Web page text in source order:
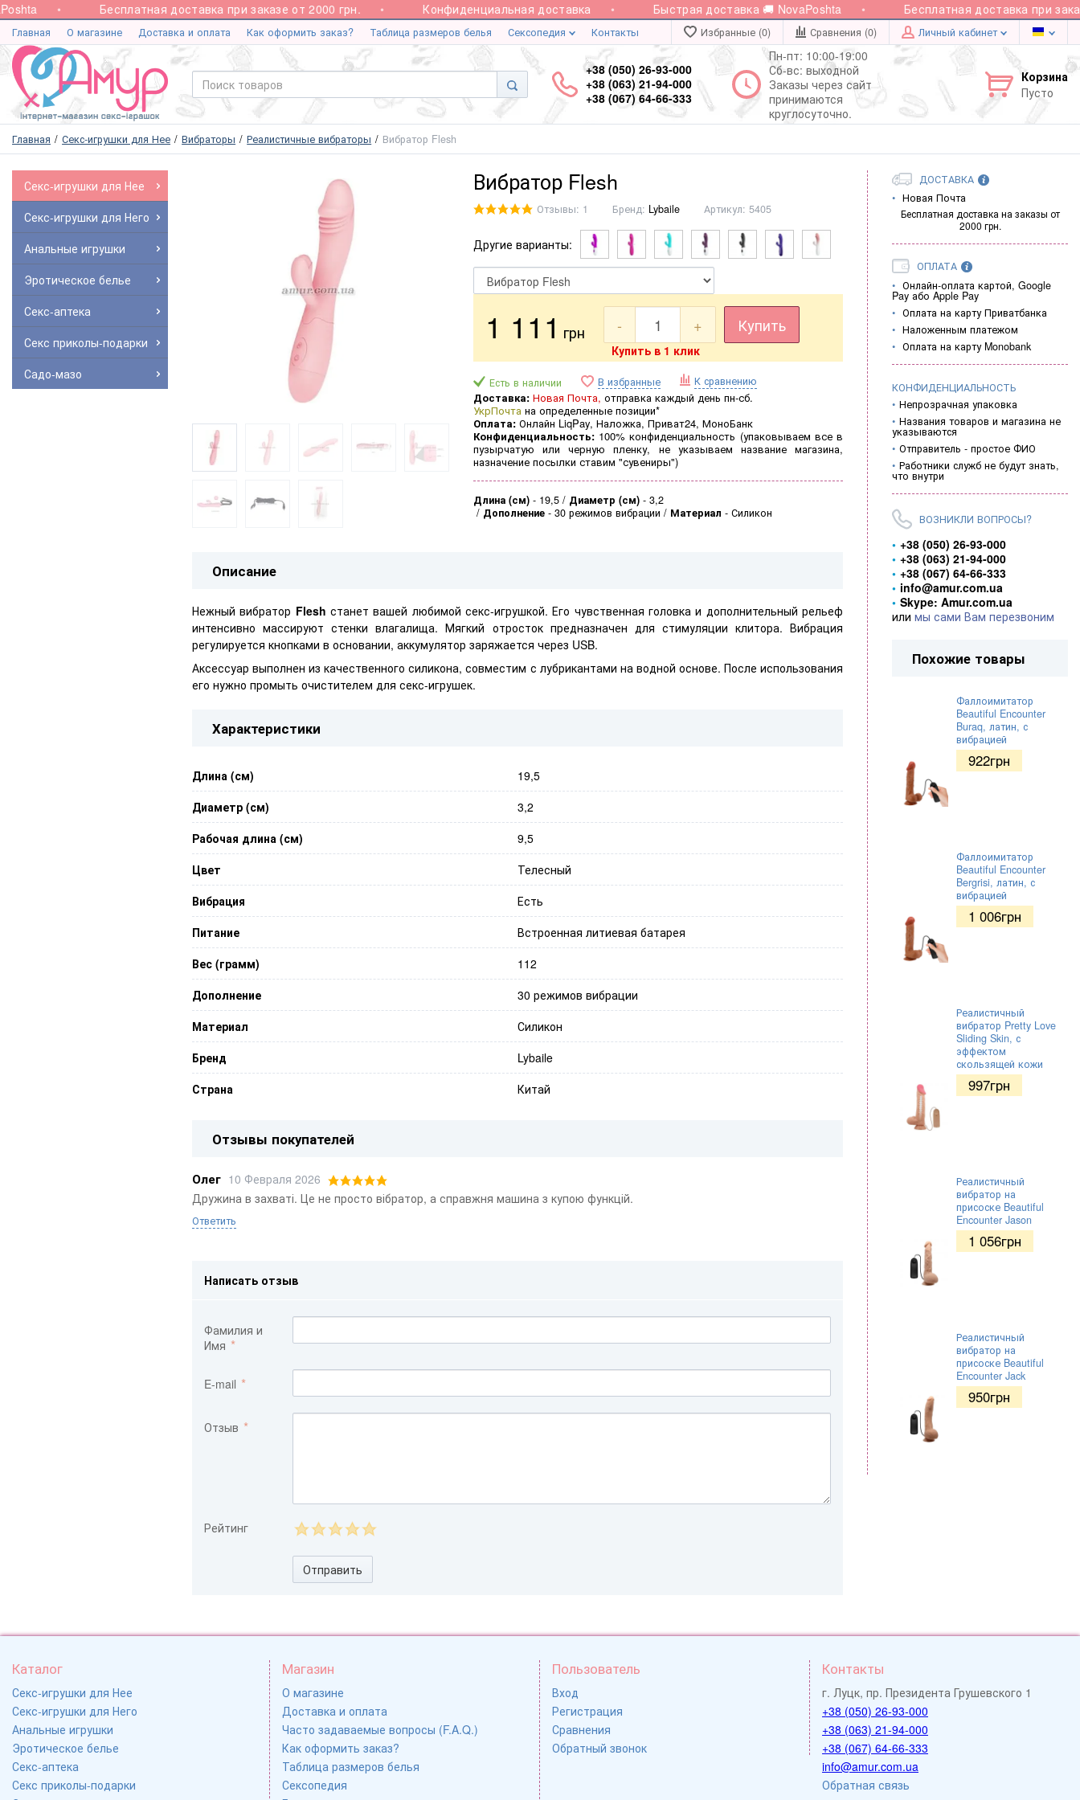
Бесплатная доставка при заказе от 2000 грн. Конфиденциальная доставка Быстрая доставка 🚚 NovaPoshta Бесплатная доставка при
Главная О магазине Доставка и оплата Как оформить заказ? Таблица размеров белья Сексопедия Контакты Избранные (0) Сравнения (0) Личный кабинет
+38 (050) 26-93-000
+38 (063) 21-94-000
+38 (067) 64-66-333
Пн-пт: 10:00-19:00
Сб-вс: выходной
Заказы через сайт
принимаются
круглосуточно.
Корзина
Пусто
Главная Секс-игрушки для Нее Вибраторы Реалистичные вибраторы Вибратор Flesh
Секс-игрушки для Нее
Секс-игрушки для Него
Анальные игрушки
Эротическое белье
Секс-аптека
Секс приколы-подарки
Садо-мазо
Вибратор Flesh
Отзывы: 1 Бренд: Lybaile Артикул: 5405
Другие варианты:
1 111 грн - + Купить
Купить в 1 клик
Есть в наличии В избранные К сравнению
Доставка: Новая Почта, отправка каждый день пн-сб.
УкрПочта на определенные позиции*
Оплата: Онлайн LiqPay, Наложка, Приват24, МоноБанк
Конфиденциальность: 100% конфиденциальность (упаковываем все в
пузырчатую или черную пленку, не указываем название магазина,
назначение посылки ставим "сувениры")
Длина (см) - 19,5 Диаметр (см) - 3,2
Дополнение - 30 режимов вибрации Материал - Силикон
Описание
Нежный вибратор Flesh станет вашей любимой секс-игрушкой. Его чувственная головка и дополнительный рельеф
интенсивно массируют стенки влагалища. Мягкий отросток предназначен для стимуляции клитора. Вибрация
регулируется кнопками в основании, аккумулятор заряжается через USB.
Аксессуар выполнен из качественного силикона, совместим с лубрикантами на водной основе. После использования
его нужно промыть очистителем для секс-игрушек.
Характеристики
Длина (см)
19,5
Диаметр (см)
3,2
Рабочая длина (см)
9,5
Цвет
Телесный
Вибрация
Есть
Питание
Встроенная литиевая батарея
Вес (грамм)
112
Дополнение
30 режимов вибрации
Материал
Силикон
Бренд
Lybaile
Страна
Китай
Отзывы покупателей
Олег 10 Февраля 2026
Дружина в захваті. Це не просто вібратор, а справжня машина з купою функцій.
Ответить
Написать отзыв
Фамилия и
Имя
E-mail
Отзыв
Рейтинг
Отправить
ДОСТАВКА
Новая Почта
Бесплатная доставка на заказы от
2000 грн.
ОПЛАТА
Онлайн-оплата картой, Google
Pay або Apple Pay
Оплата на карту Приватбанка
Наложенным платежом
Оплата на карту Monobank
КОНФИДЕНЦИАЛЬНОСТЬ
Непрозрачная упаковка
Названия товаров и магазина не
указываются
Отправитель - простое ФИО
Работники служб не будут знать,
что внутри
ВОЗНИКЛИ ВОПРОСЫ?
+38 (050) 26-93-000
+38 (063) 21-94-000
+38 (067) 64-66-333
info@amur.com.ua
Skype: Amur.com.ua
или мы сами Вам перезвоним
Похожие товары
Фаллоимитатор
Beautiful Encounter
Buraq, латин, с
вибрацией
922грн
Фаллоимитатор
Beautiful Encounter
Bergrisi, латин, с
вибрацией
1 006грн
Реалистичный
вибратор Pretty Love
Sliding Skin, с
эффектом
скользящей кожи
997грн
Реалистичный
вибратор на
присоске Beautiful
Encounter Jason
1 056грн
Реалистичный
вибратор на
присоске Beautiful
Encounter Jack
950грн
Каталог
Секс-игрушки для Нее
Секс-игрушки для Него
Анальные игрушки
Эротическое белье
Секс-аптека
Секс приколы-подарки
Магазин
О магазине
Доставка и оплата
Часто задаваемые вопросы (F.A.Q.)
Как оформить заказ?
Таблица размеров белья
Сексопедия
Пользователь
Вход
Регистрация
Сравнения
Обратный звонок
Контакты
г. Луцк, пр. Президента Грушевского 1
+38 (050) 26-93-000
+38 (063) 21-94-000
+38 (067) 64-66-333
info@amur.com.ua
Обратная связь